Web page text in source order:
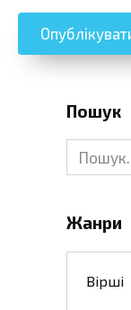
Пошук
Search
for:
Жанри
Вірші